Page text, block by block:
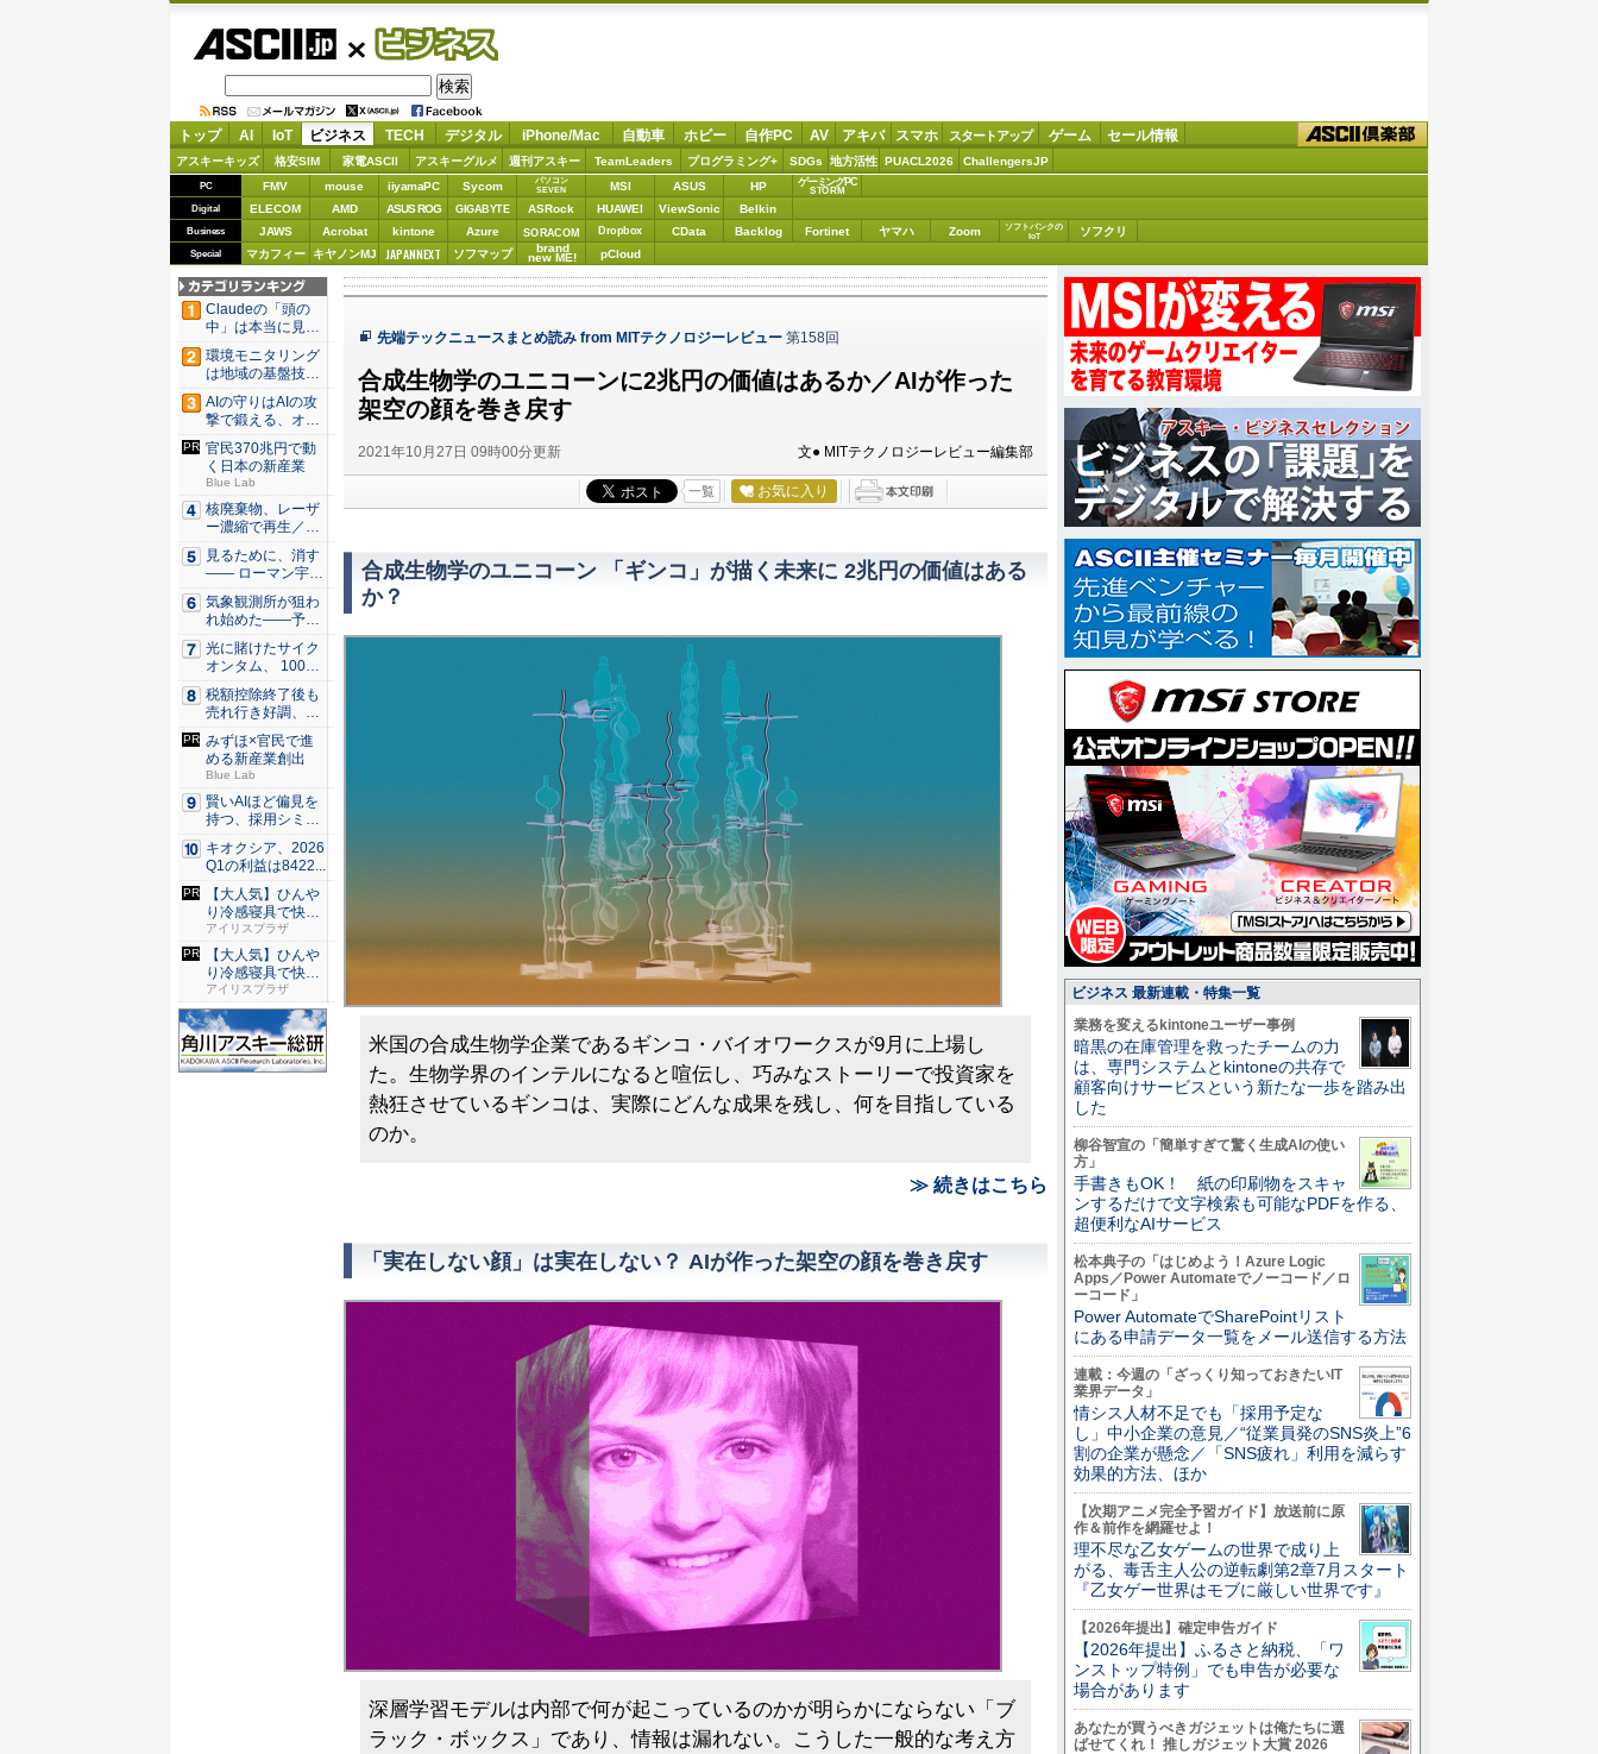
ビジネス
トップ AI IoT ビジネス TECH デジタル iPhone/Mac 自動車 ホビー 自作PC AV アキバ スマホ スタートアップ ゲーム セール情報
アスキーキッズ 格安SIM 家電ASCII アスキーグルメ 週刊アスキー TeamLeaders プログラミング+ SDGs 地方活性 PUACL2026 ChallengersJP
PC FMV mouse iiyamaPC Sycom
パソコン
SEVEN
MSI ASUS HP ゲーミングPC
STORM
Digital ELECOM AMD ASUS ROG GIGABYTE ASRock HUAWEI ViewSonic Belkin
Business JAWS Acrobat kintone Azure SORACOM Dropbox CData Backlog Fortinet ヤマハ Zoom
ソフトバンクの
IoT
ソフクリ
Special マカフィー キヤノンMJ JAPANNEXT ソフマップ brand
new ME! pCloud
先端テックニュースまとめ読み from MITテクノロジーレビュー 第158回
合成生物学のユニコーンに2兆円の価値はあるか／AIが作った
架空の顔を巻き戻す
2021年10月27日 09時00分更新 文● MITテクノロジーレビュー編集部
一覧 お気に入り
合成生物学のユニコーン 「ギンコ」が描く未来に 2兆円の価値はある
か？
米国の合成生物学企業であるギンコ・バイオワークスが9月に上場し
た。生物学界のインテルになると喧伝し、巧みなストーリーで投資家を
熱狂させているギンコは、実際にどんな成果を残し、何を目指している
のか。
≫ 続きはこちら
「実在しない顔」は実在しない？ AIが作った架空の顔を巻き戻す
深層学習モデルは内部で何が起こっているのかが明らかにならない「ブ
ラック・ボックス」であり、情報は漏れない。こうした一般的な考え方
Claudeの「頭の
中」は本当に見え
たの...
環境モニタリング
は地域の基盤技術
へ 村上...
AIの守りはAIの攻
撃で鍛える、オー
プン...
官民370兆円で動
く日本の新産業
Blue Lab
核廃棄物、レーザ
ー濃縮で再生／ブ
タ腎臓、...
見るために、消す
—— ローマン宇宙
望遠鏡...
気象観測所が狙わ
れ始めた——予測
市場とA...
光に賭けたサイク
オンタム、 100万
量子...
税額控除終了後も
売れ行き好調、米
国ヒート...
みずほ×官民で進
める新産業創出
Blue Lab
賢いAIほど偏見を
持つ、採用シミュ
レーシ...
キオクシア、2026
Q1の利益は8422...
【大人気】ひんや
り冷感寝具で快適
な睡眠を...
アイリスプラザ
【大人気】ひんや
り冷感寝具で快適
な睡眠を...
アイリスプラザ
ビジネス 最新連載・特集一覧
業務を変えるkintoneユーザー事例
暗黒の在庫管理を救ったチームの力
は、専門システムとkintoneの共存で
顧客向けサービスという新たな一歩を踏み出
した
柳谷智宣の「簡単すぎて驚く生成AIの使い
方」
手書きもOK！ 紙の印刷物をスキャ
ンするだけで文字検索も可能なPDFを作る、
超便利なAIサービス
松本典子の「はじめよう！Azure Logic
Apps／Power Automateでノーコード／ロ
ーコード」
Power AutomateでSharePointリスト
にある申請データ一覧をメール送信する方法
連載：今週の「ざっくり知っておきたいIT
業界データ」
情シス人材不足でも「採用予定な
し」中小企業の意見／“従業員発のSNS炎上”6
割の企業が懸念／「SNS疲れ」利用を減らす
効果的方法、ほか
【次期アニメ完全予習ガイド】放送前に原
作＆前作を網羅せよ！
理不尽な乙女ゲームの世界で成り上
がる、毒舌主人公の逆転劇第2章7月スタート
『乙女ゲー世界はモブに厳しい世界です』
【2026年提出】確定申告ガイド
【2026年提出】ふるさと納税、「ワ
ンストップ特例」でも申告が必要な
場合があります
あなたが買うべきガジェットは俺たちに選
ばせてくれ！ 推しガジェット大賞 2026